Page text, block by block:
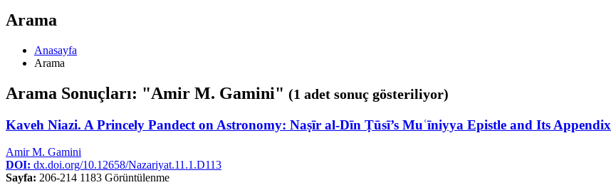
Arama
Anasayfa
Arama
Arama Sonuçları: "Amir M. Gamini" (1 adet sonuç gösteriliyor)
Kaveh Niazi. A Princely Pandect on Astronomy: Naṣīr al-Dīn Ṭūsī’s Muʿīniyya Epistle and Its Appendix
Amir M. Gamini
DOI: dx.doi.org/10.12658/Nazariyat.11.1.D113
Sayfa: 206-214 1183 Görüntülenme